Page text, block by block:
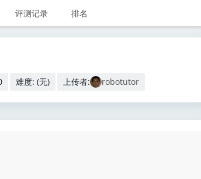
评测记录 排名
难度: (无) 上传者: robotutor